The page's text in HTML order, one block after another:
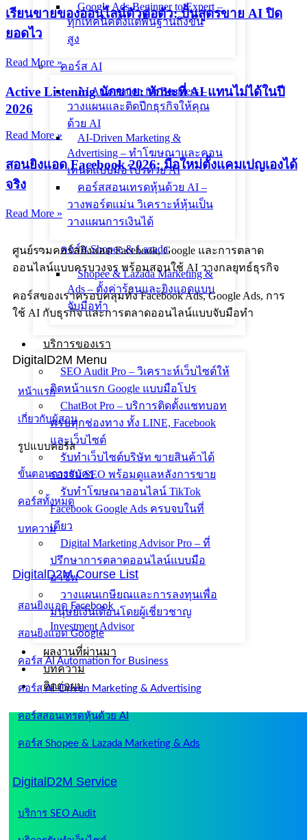
Google Ads Beginner to Expert –
ทุกเทคนิคตั้งแต่พื้นฐานถึงขั้น
สูง
คอร์ส AI
AI Automation for Business –
วางแผนและติดปีกธุรกิจให้คุณ
ด้วย AI
AI-Driven Marketing &
Advertising – ทำโฆษณาและคอน
เทนต์แบบมือโปรด้วย AI
คอร์สสอนเทรดหุ้นด้วย AI –
วางพอร์ตแม่น วิเคราะห์หุ้นเป็น
วางแผนการเงินได้
คอร์ส Shopee & Lazada
Shopee & Lazada Marketing &
Ads – ตั้งค่าร้านและยิงแอดแบบ
จับมือทำ
บริการของเรา
SEO Audit Pro – วิเคราะห์เว็บไซต์ให้
ติดหน้าแรก Google แบบมือโปร
ChatBot Pro – บริการติดตั้งแชทบอท
ครบทุกช่องทาง ทั้ง LINE, Facebook
และเว็บไซต์
รับทำเว็บไซต์บริษัท ขายสินค้าได้
รองรับ SEO พร้อมดูแลหลังการขาย
รับทำโฆษณาออนไลน์ TikTok
Facebook Google Ads ครบจบในที่
เดียว
Digital Marketing Advisor Pro – ที่
ปรึกษาการตลาดออนไลน์แบบมือ
อาชีพ
วางแผนเกษียณและการลงทุนเพื่อ
มนุษย์เงินเดือนโดยผู้เชี่ยวชาญ
Investment Advisor
ผลงานที่ผ่านมา
บทความ
ติดต่อผม
เรียนขายของออนไลน์ตัวต่อตัว: ปั้นสูตรขาย AI ปิด
ยอดไว
Read More »
Active Listening นักขาย: ทักษะที่ AI แทนไม่ได้ในปี
2026
Read More »
สอนยิงแอด Facebook 2026: มือใหม่ตั้งแคมเปญเองได้
จริง
Read More »
ศูนย์รวมคอร์สยิงแอด Facebook, Google และการตลาด
ออนไลน์แบบครบวงจร พร้อมสอนใช้ AI วางกลยุทธ์ธุรกิจ
คอร์สของเราครอบคลุมทั้ง Facebook Ads, Google Ads, การ
ใช้ AI กับธุรกิจ และการตลาดออนไลน์แบบจับมือทำ
DigitalD2M Menu
หน้าแรก
เกี่ยวกับผู้สอน
รูปแบบคอร์ส
ขั้นตอนการสมัคร
คอร์สทั้งหมด
บทความ
DigitalD2M Course List
สอนยิงแอด Facebook
สอนยิงแอด Google
คอร์ส AI Automation for Business
คอร์ส AI-Driven Marketing & Advertising
คอร์สสอนเทรดหุ้นด้วย AI
คอร์ส Shopee & Lazada Marketing & Ads
DigitalD2M Service
บริการ SEO Audit